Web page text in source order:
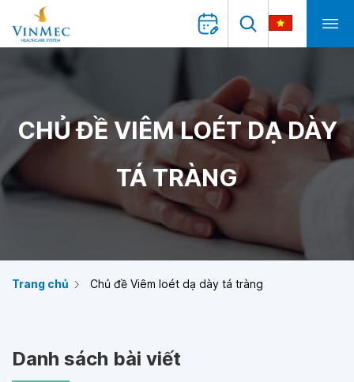
CHỦ ĐỀ VIÊM LOÉT DẠ DÀY
TÁ TRÀNG
Trang chủ Chủ đề Viêm loét dạ dày tá tràng
Danh sách bài viết